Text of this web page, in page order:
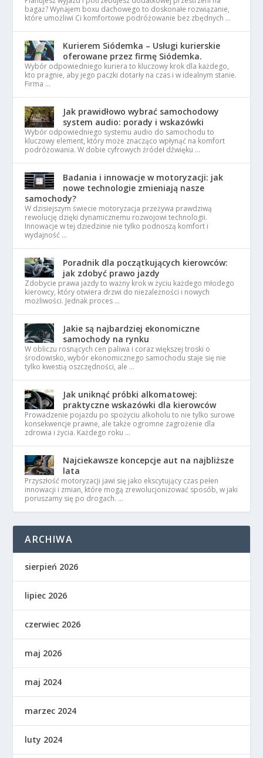
bagaż? Wynajem boxu dachowego to doskonałe rozwiązanie,
które umożliwi Ci komfortowe podróżowanie bez zbędnych …
Kurierem Siódemka – Usługi kurierskie
oferowane przez firmę Siódemka.
Wybór odpowiedniego kuriera to kluczowy krok dla każdego,
kto pragnie, aby jego paczki dotarły na czas i w idealnym stanie.
Firma …
Jak prawidłowo wybrać samochodowy
system audio: porady i wskazówki
Wybór odpowiedniego systemu audio do samochodu to
kluczowy element, który może znacząco wpłynąć na komfort
podróżowania. W dobie cyfrowych źródeł dźwięku …
Badania i innowacje w motoryzacji: jak
nowe technologie zmieniają nasze
samochody?
W dzisiejszym świecie motoryzacja przeżywa prawdziwą
rewolucję dzięki dynamicznemu rozwojowi technologii.
Innowacje w tej dziedzinie nie tylko podnoszą komfort i
wydajność …
Poradnik dla początkujących kierowców:
jak zdobyć prawo jazdy
Zdobycie prawa jazdy to ważny krok w życiu każdego młodego
kierowcy, który otwiera drzwi do niezależności i nowych
możliwości. Jednak proces …
Jakie są najbardziej ekonomiczne
samochody na rynku
W obliczu rosnących cen paliwa i coraz większej troski o
środowisko, wybór ekonomicznego samochodu staje się nie
tylko kwestią oszczędności, ale …
Jak uniknąć próbki alkomatowej:
praktyczne wskazówki dla kierowców
Prowadzenie pojazdu po spożyciu alkoholu to nie tylko surowe
konsekwencje prawne, ale także ogromne zagrożenie dla
zdrowia i życia. Każdego roku …
Najciekawsze koncepcje aut na najbliższe
lata
Przyszłość motoryzacji jawi się jako ekscytujący czas pełen
innowacji i zmian, które mogą zrewolucjonizować sposób, w jaki
poruszamy się po drogach. …
ARCHIWA
sierpień 2026
lipiec 2026
czerwiec 2026
maj 2026
maj 2024
marzec 2024
luty 2024